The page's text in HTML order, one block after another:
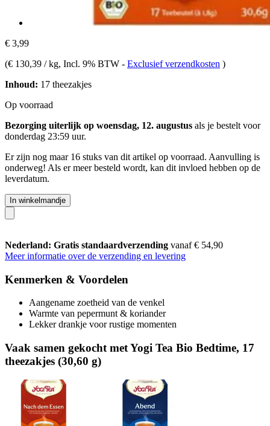
€ 3,99
(€ 130,39 / kg, Incl. 9% BTW - Exclusief verzendkosten )
Inhoud: 17 theezakjes
Op voorraad
Bezorging uiterlijk op woensdag, 12. augustus als je bestelt voor
donderdag 23:59 uur.
Er zijn nog maar 16 stuks van dit artikel op voorraad. Aanvulling is
onderweg! Als er meer besteld wordt, kan dit invloed hebben op de
leverdatum.
In winkelmandje
Nederland: Gratis standaardverzending vanaf € 54,90
Meer informatie over de verzending en levering
Kenmerken & Voordelen
Aangename zoetheid van de venkel
Warmte van pepermunt & koriander
Lekker drankje voor rustige momenten
Vaak samen gekocht met Yogi Tea Bio Bedtime, 17
theezakjes (30,60 g)